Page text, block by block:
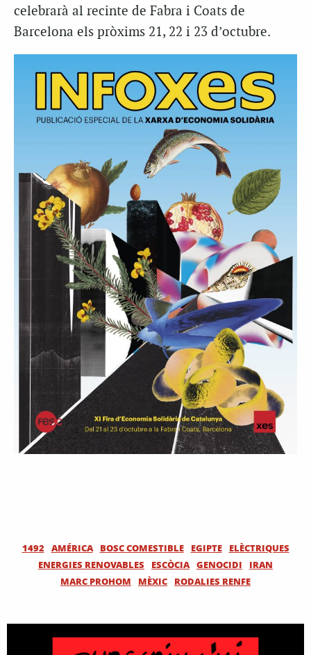
celebrarà al recinte de Fabra i Coats de
Barcelona els pròxims 21, 22 i 23 d’octubre.
1492 AMÉRICA BOSC COMESTIBLE EGIPTE
ELÈCTRIQUES
ENERGIES RENOVABLES
ESCÒCIA GENOCIDI
IRAN
MARC PROHOM
MÈXIC RODALIES RENFE